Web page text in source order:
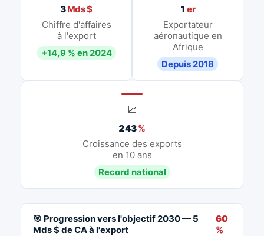
3Mds $
Chiffre d'affaires
à l'export
+14,9 % en 2024
1 er
Exportateur
aéronautique en
Afrique
Depuis 2018
📈
243%
Croissance des exports
en 10 ans
Record national
🎯 Progression vers l'objectif 2030 — 5
Mds $ de CA à l'export
60
%